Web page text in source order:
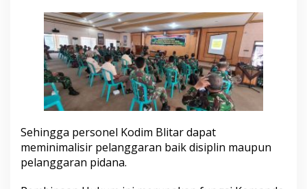
Sehingga personel Kodim Blitar dapat
meminimalisir pelanggaran baik disiplin maupun
pelanggaran pidana.